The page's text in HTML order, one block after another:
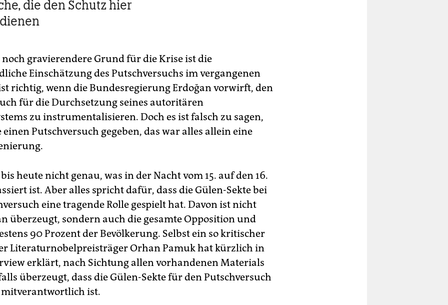
die den Schutz hier
noch gravierendere Grund für die Krise ist die
Einschätzung des Putschversuchs im vergangenen
ist richtig, wenn die Bundesregierung Erdoğan vorwirft, den
für die Durchsetzung seines autoritären
zu instrumentalisieren. Doch es ist falsch zu sagen,
einen Putschversuch gegeben, das war alles allein eine
heute nicht genau, was in der Nacht vom 15. auf den 16.
ist. Aber alles spricht dafür, dass die Gülen-Sekte bei
eine tragende Rolle gespielt hat. Davon ist nicht
überzeugt, sondern auch die gesamte Opposition und
90 Prozent der Bevölkerung. Selbst ein so kritischer
Literaturnobelpreisträger Orhan Pamuk hat kürzlich in
erklärt, nach Sichtung allen vorhandenen Materials
überzeugt, dass die Gülen-Sekte für den Putschversuch
ist.